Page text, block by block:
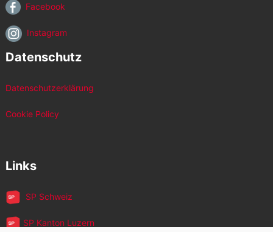
Facebook
Instagram
Datenschutz
Datenschutzerklärung
Cookie Policy
Links
SP Schweiz
SP Kanton Luzern